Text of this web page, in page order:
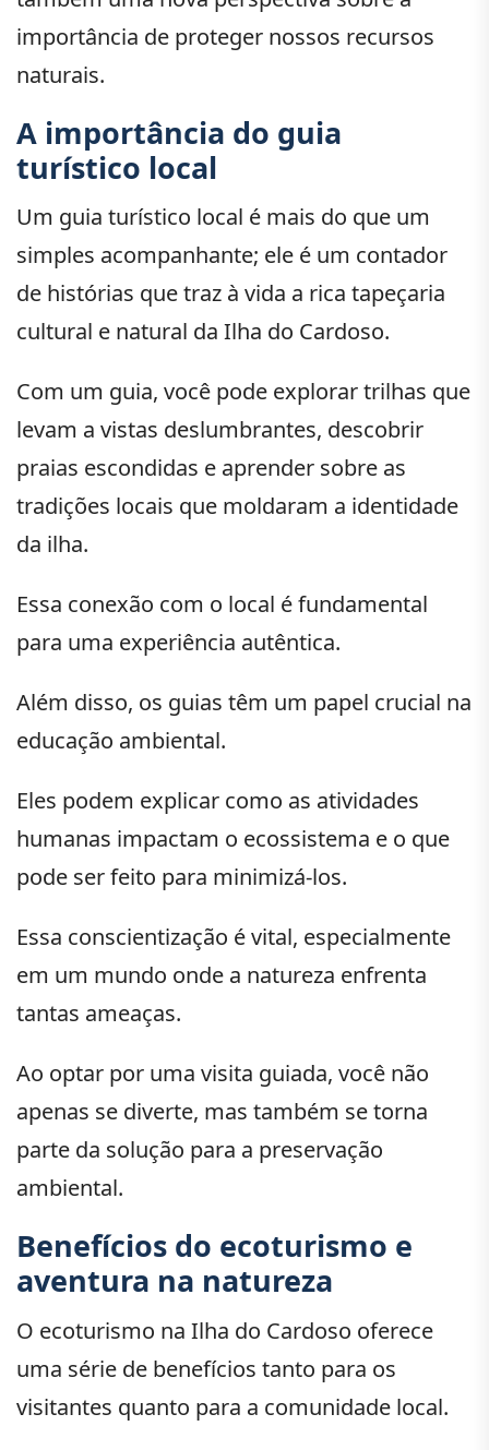
importância de proteger nossos recursos
naturais.
A importância do guia
turístico local
Um guia turístico local é mais do que um
simples acompanhante; ele é um contador
de histórias que traz à vida a rica tapeçaria
cultural e natural da Ilha do Cardoso.
Com um guia, você pode explorar trilhas que
levam a vistas deslumbrantes, descobrir
praias escondidas e aprender sobre as
tradições locais que moldaram a identidade
da ilha.
Essa conexão com o local é fundamental
para uma experiência autêntica.
Além disso, os guias têm um papel crucial na
educação ambiental.
Eles podem explicar como as atividades
humanas impactam o ecossistema e o que
pode ser feito para minimizá-los.
Essa conscientização é vital, especialmente
em um mundo onde a natureza enfrenta
tantas ameaças.
Ao optar por uma visita guiada, você não
apenas se diverte, mas também se torna
parte da solução para a preservação
ambiental.
Benefícios do ecoturismo e
aventura na natureza
O ecoturismo na Ilha do Cardoso oferece
uma série de benefícios tanto para os
visitantes quanto para a comunidade local.